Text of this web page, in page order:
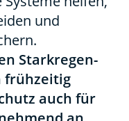
und
Stark­re­gen­
früh­zei­tig
auch für